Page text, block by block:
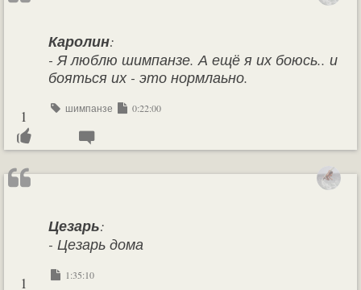
Каролин:
- Я люблю шимпанзе. А ещё я их боюсь.. и
бояться их - это нормлаьно.
шимпанзе 0:22:00
1
Цезарь:
- Цезарь дома
1:35:10
1